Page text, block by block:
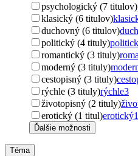
psychologický (7 titulov)
klasický (6 titulov)
duchovný (6 titulov)
politický (4 tituly)
romantický (3 tituly)
moderný (3 tituly)
cestopisný (3 tituly)
rýchle (3 tituly)rýchle3
životopisný (2 tituly)
erotický (1 titul)erotický1
Ďalšie možnosti
Téma